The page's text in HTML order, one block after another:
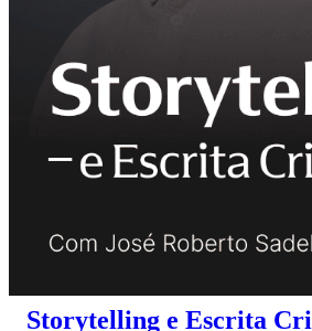
Storytelling e Escrita